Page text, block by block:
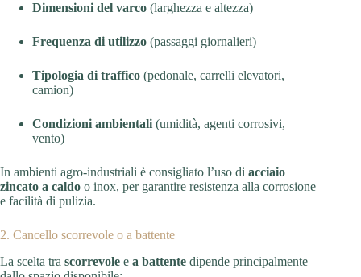
Dimensioni del varco (larghezza e altezza)
Frequenza di utilizzo (passaggi giornalieri)
Tipologia di traffico (pedonale, carrelli elevatori,
camion)
Condizioni ambientali (umidità, agenti corrosivi,
vento)
In ambienti agro-industriali è consigliato l’uso di acciaio
zincato a caldo o inox, per garantire resistenza alla corrosione
e facilità di pulizia.
2. Cancello scorrevole o a battente
La scelta tra scorrevole e a battente dipende principalmente